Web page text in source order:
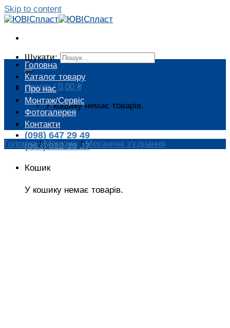
Skip to content
Шукати:
Кошик / 0,00 ₴
У кошику немає товарів.
(098) 647 29 49
(063) 032 39 07
Кошик
У кошику немає товарів.
Головна
Каталог товару
Про нас
Монтаж/Сервіс
Фотогалерея
Контакти
Головна / Магазин / Механічні з'єднання